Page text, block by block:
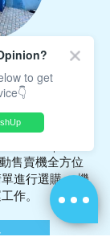
專院校而設
協定，校方無
FreshUp
售賣機全方位
進行選購 、機
作。
to get